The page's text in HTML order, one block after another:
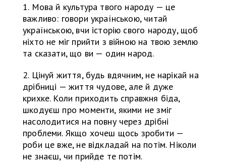
1. Мова й культура твого народу — це
важливо: говори українською, читай
українською, вчи історію свого народу, щоб
ніхто не міг прийти з війною на твою землю
та сказати, що ви — один народ.
2. Цінуй життя, будь вдячним, не нарікай на
дрібниці — життя чудове, але й дуже
крихке. Коли приходить справжня біда,
шкодуєш про моменти, якими не зміг
насолодитися на повну через дрібні
проблеми. Якщо хочеш щось зробити —
роби це вже, не відкладай на потім. Ніколи
не знаєш, чи прийде те потім.